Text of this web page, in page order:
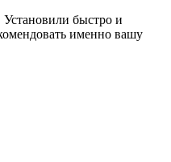
быстро и
именно вашу